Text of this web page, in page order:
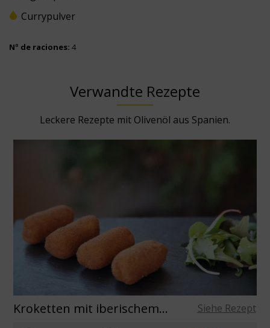
Currypulver
Nº de raciones: 4
Verwandte Rezepte
Leckere Rezepte mit Olivenöl aus Spanien.
Kroketten mit iberischem Schinken Siehe Rezept